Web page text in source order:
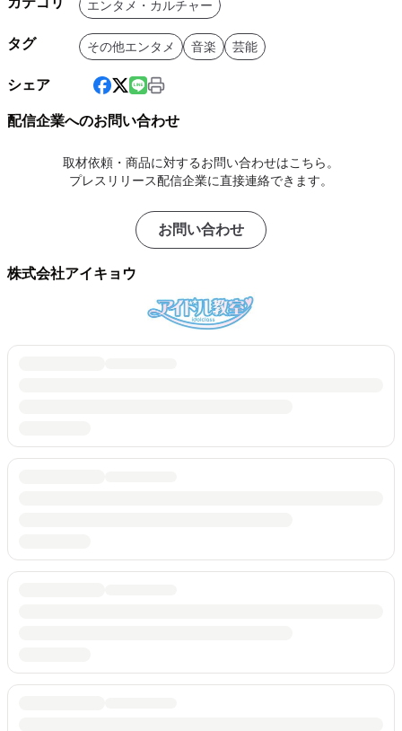
エンタメ・カルチャー
タグ その他エンタメ 音楽 芸能
シェア
配信企業へのお問い合わせ
取材依頼・商品に対するお問い合わせはこちら。
プレスリリース配信企業に直接連絡できます。
お問い合わせ
株式会社アイキョウ